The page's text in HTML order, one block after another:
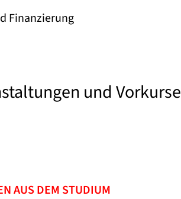
Finanzierung
und Vorkurse
AUS DEM STUDIUM